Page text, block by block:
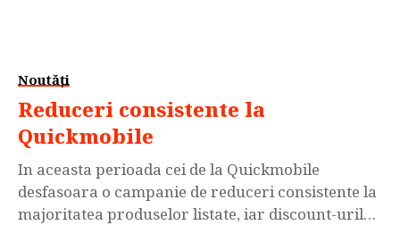
Noutăți
Reduceri consistente la
Quickmobile
In aceasta perioada cei de la Quickmobile
desfasoara o campanie de reduceri consistente la
majoritatea produselor listate, iar discount-urile